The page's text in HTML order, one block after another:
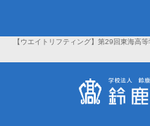
【ウエイトリフティング】第29回東海